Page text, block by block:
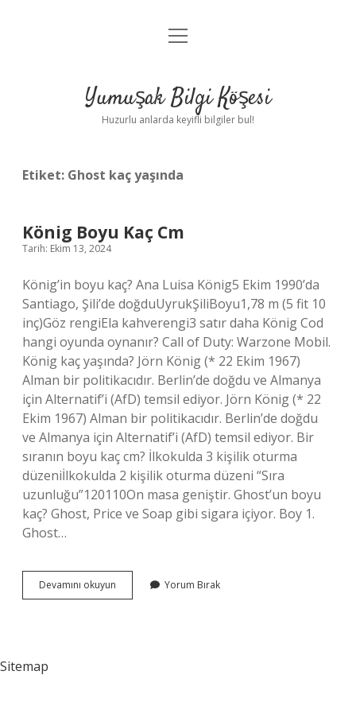
Anasayfa
Yasal Uyarı
menüyü
Yumuşak Bilgi Köşesi
Huzurlu anlarda keyifli bilgiler bul!
Etiket: Ghost kaç yaşında
König Boyu Kaç Cm
Tarih: Ekim 13, 2024
König’in boyu kaç? Ana Luisa König5 Ekim 1990’da
Santiago, Şili’de doğduUyrukŞiliBoyu1,78 m (5 fit 10
inç)Göz rengiEla kahverengi3 satır daha König Cod
hangi oyunda oynanır? Call of Duty: Warzone Mobil.
König kaç yaşında? Jörn König (* 22 Ekim 1967)
Alman bir politikacıdır. Berlin’de doğdu ve Almanya
için Alternatif’i (AfD) temsil ediyor. Jörn König (* 22
Ekim 1967) Alman bir politikacıdır. Berlin’de doğdu
ve Almanya için Alternatif’i (AfD) temsil ediyor. Bir
sıranın boyu kaç cm? İlkokulda 3 kişilik oturma
düzeniİlkokulda 2 kişilik oturma düzeni “Sıra
uzunluğu”120110On masa geniştir. Ghost’un boyu
kaç? Ghost, Price ve Soap gibi sigara içiyor. Boy 1.
Ghost…
Devamını okuyun
Boyu
Yorum Bırak
Sitemap